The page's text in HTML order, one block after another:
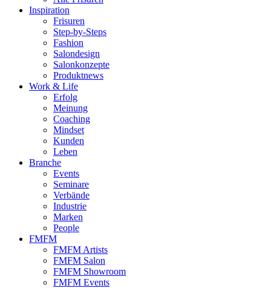
Inspiration
Frisuren
Step-by-Steps
Fashion
Salondesign
Salonkonzepte
Produktnews
Work & Life
Erfolg
Meinung
Coaching
Mindset
Kunden
Leben
Branche
Events
Seminare
Verbände
Industrie
Marken
People
FMFM
FMFM Artists
FMFM Salon
FMFM Showroom
FMFM Events